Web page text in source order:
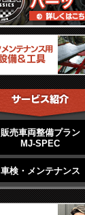
販売車両整備プラン
MJ-SPEC
車検・メンテナンス